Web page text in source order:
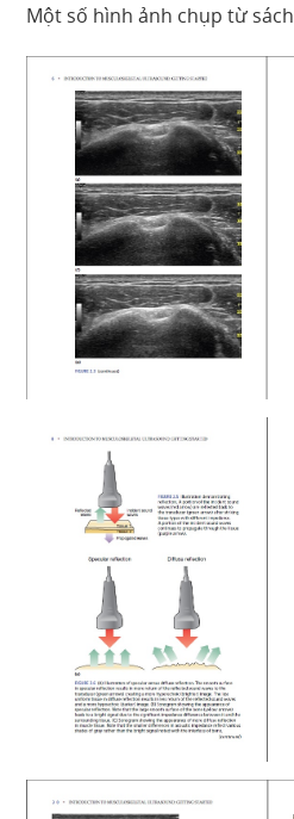
Một số hình ảnh chụp từ sách